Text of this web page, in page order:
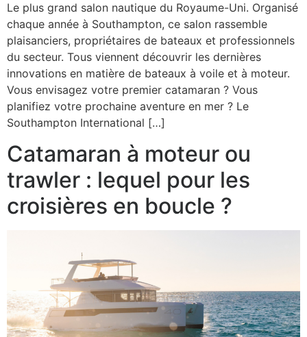
Le plus grand salon nautique du Royaume-Uni. Organisé
chaque année à Southampton, ce salon rassemble
plaisanciers, propriétaires de bateaux et professionnels
du secteur. Tous viennent découvrir les dernières
innovations en matière de bateaux à voile et à moteur.
Vous envisagez votre premier catamaran ? Vous
planifiez votre prochaine aventure en mer ? Le
Southampton International […]
Catamaran à moteur ou
trawler : lequel pour les
croisières en boucle ?